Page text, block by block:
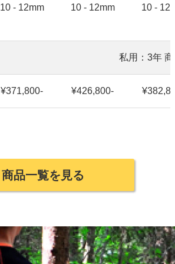
10 - 12mm 10 - 12mm 10 -
私用：3年
¥371,800- ¥426,800-
商品一覧を見る